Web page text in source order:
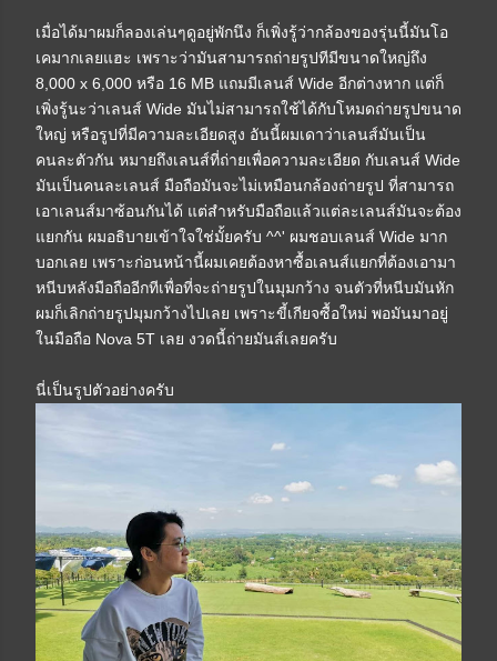
เมื่อได้มาผมก็ลองเล่นๆดูอยู่พักนึง ก็เพิ่งรู้ว่ากล้องของรุ่นนี้มันโอ
เคมากเลยแฮะ เพราะว่ามันสามารถถ่ายรูปทีมีขนาดใหญ่ถึง
8,000 x 6,000 หรือ 16 MB แถมมีเลนส์ Wide อีกต่างหาก แต่ก็
เพิ่งรู้นะว่าเลนส์ Wide มันไม่สามารถใช้ได้กับโหมดถ่ายรูปขนาด
ใหญ่ หรือรูปที่มีความละเอียดสูง อันนี้ผมเดาว่าเลนส์มันเป็น
คนละตัวกัน หมายถึงเลนส์ที่ถ่ายเพื่อความละเอียด กับเลนส์ Wide
มันเป็นคนละเลนส์ มือถือมันจะไม่เหมือนกล้องถ่ายรูป ที่สามารถ
เอาเลนส์มาซ้อนกันได้ แต่สำหรับมือถือแล้วแต่ละเลนส์มันจะต้อง
แยกกัน ผมอธิบายเข้าใจใช่มั้ยครับ ^^' ผมชอบเลนส์ Wide มาก
บอกเลย เพราะก่อนหน้านี้ผมเคยต้องหาซื้อเลนส์แยกที่ต้องเอามา
หนีบหลังมือถืออีกทีเพื่อที่จะถ่ายรูปในมุมกว้าง จนตัวที่หนีบมันหัก
ผมก็เลิกถ่ายรูปมุมกว้างไปเลย เพราะขี้เกียจซื้อใหม่ พอมันมาอยู่
ในมือถือ Nova 5T เลย งวดนี้ถ่ายมันส์เลยครับ
นี่เป็นรูปตัวอย่างครับ